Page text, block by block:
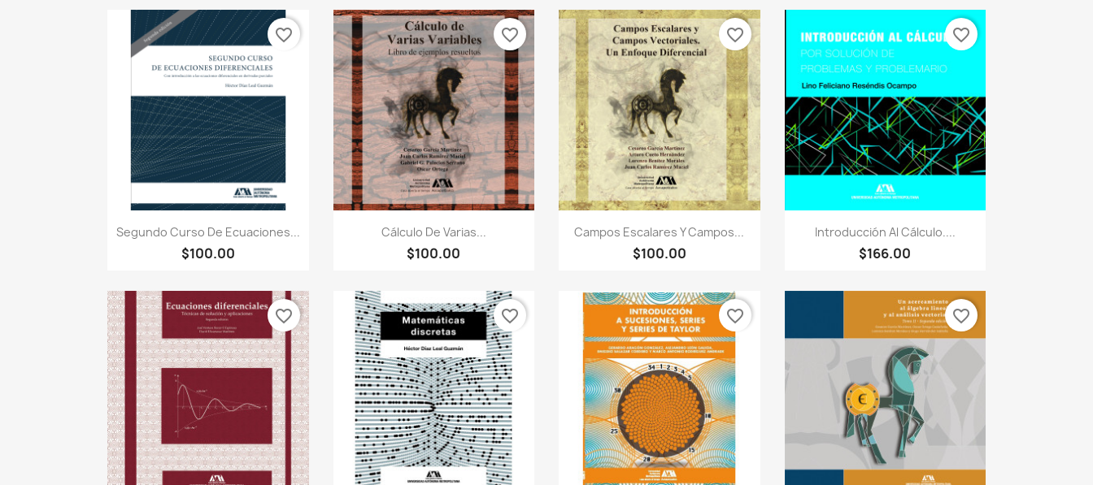
Vista rápida
Segundo Curso De Ecuaciones...
$100.00
favorite_border
Vista rápida
Cálculo De Varias...
$100.00
favorite_border
Vista rápida
Campos Escalares Y Campos...
$100.00
favorite_border
Vista rápida
Introducción Al Cálculo....
$166.00
favorite_border
favorite_border favorite_border favorite_border favorite_border